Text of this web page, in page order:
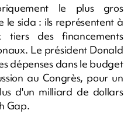
le plus gros
sida : ils représentent à
des financements
Le président Donald
dépenses dans le budget
au Congrès, pour un
d'un milliard de dollars
Gap.